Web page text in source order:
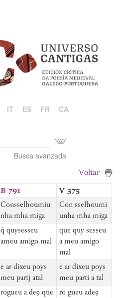
IT ES FR CA
Busca avanzada
Voltar
B 791
V 375
Consselhoumiu
nha mha miga
Con sselhoumi
unha mha miga
q̄ quysesseu
ameu amigo mal
que quy sesseu
a meu amigo
mal
e ar dixeu poys
meu partj atal
e ar dixeu poys
meu parti a tal
rogueu a deꝯ que
ro gueu adeꝯ